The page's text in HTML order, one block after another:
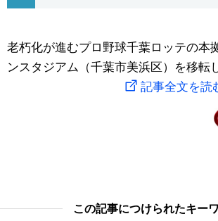
文化
動画/Live
スポーツ・東京2020
老朽化が進むプロ野球千葉ロッテの本
ンスタジアム（千葉市美浜区）を移転
記事全文を読
この記事につけられたキー